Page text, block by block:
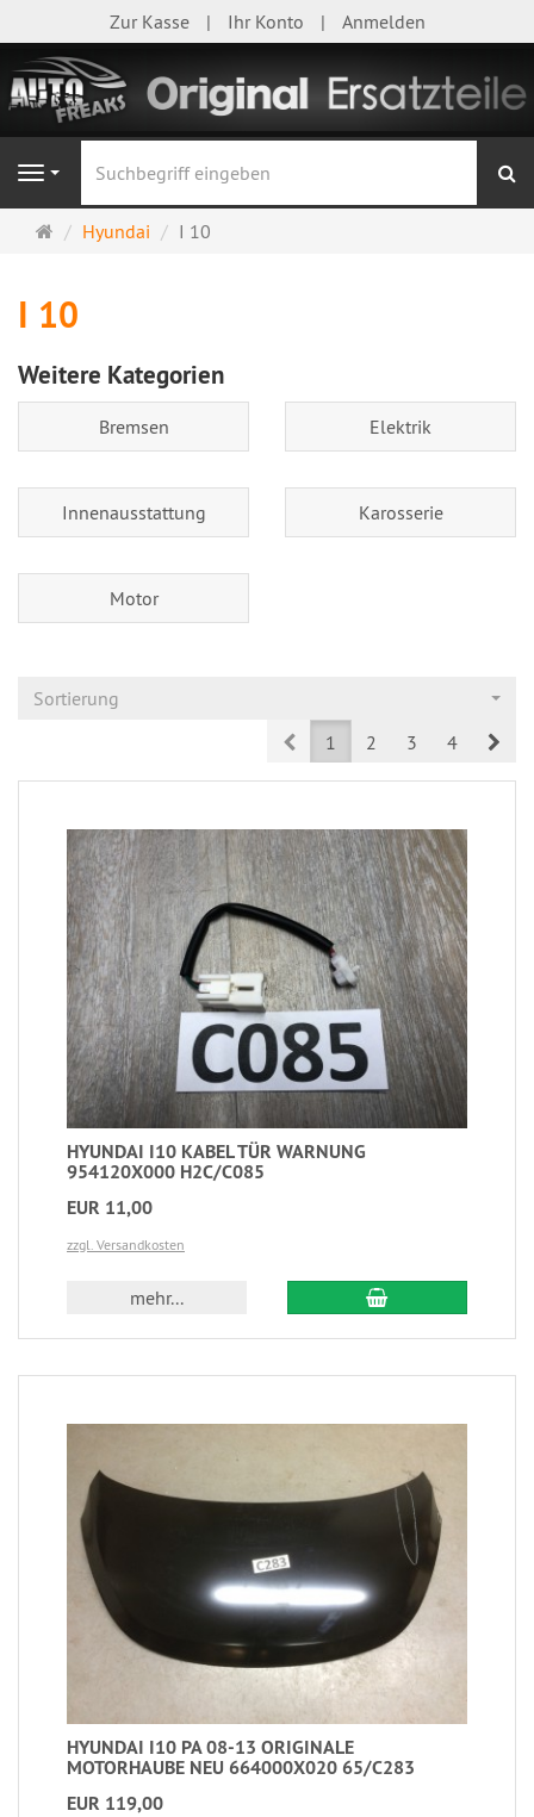
Zur Kasse Ihr Konto Anmelden
Navigation
Startseite
Hyundai I 10
I 10
Weitere Kategorien
Bremsen Elektrik
Innenausstattung Karosserie
Motor
Sortierung
Prev1 2 3 4
HYUNDAI I10 KABEL TÜR WARNUNG
954120X000 H2C/C085
EUR 11,00
zzgl. Versandkosten
mehr...
HYUNDAI I10 PA 08-13 ORIGINALE
MOTORHAUBE NEU 664000X020 65/C283
EUR 119,00